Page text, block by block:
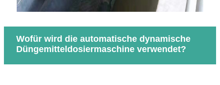
Wofür wird die automatische dynamische
Düngemitteldosiermaschine verwendet?